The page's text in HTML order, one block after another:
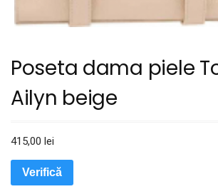
Poseta dama piele
Ailyn beige
415,00 lei
Verifică